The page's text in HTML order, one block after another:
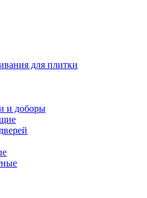
для плитки
и доборы